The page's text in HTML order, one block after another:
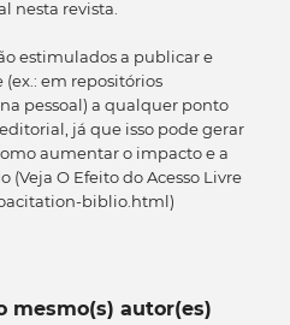
nesta revista.
estimulados a publicar e
em repositórios
pessoal) a qualquer ponto
já que isso pode gerar
aumentar o impacto e a
O Efeito do Acesso Livre
biblio.html)
mesmo(s) autor(es)